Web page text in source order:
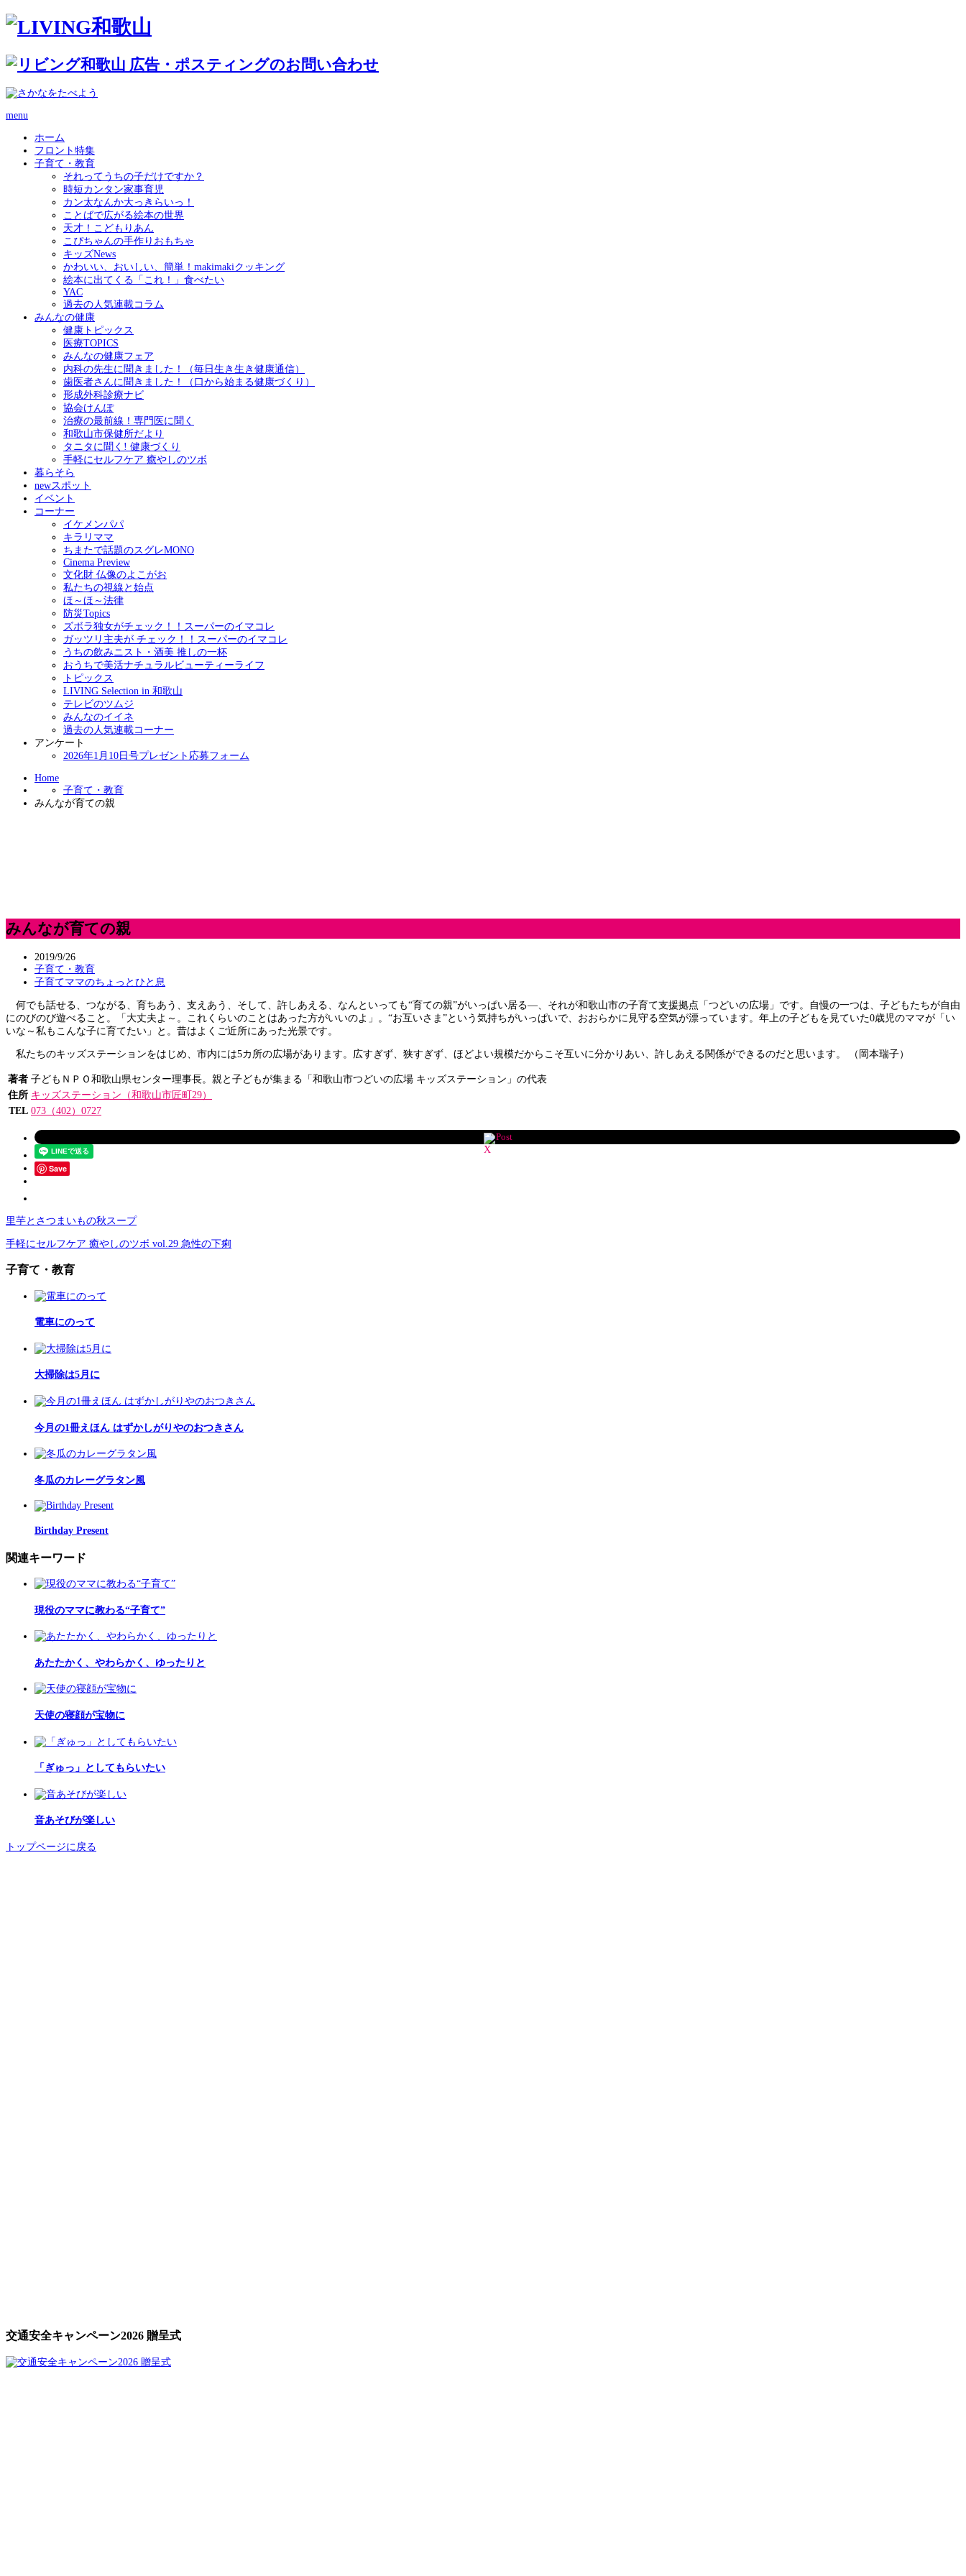
menu
ホーム
フロント特集
子育て・教育
それってうちの子だけですか？
時短カンタン家事育児
カン太なんか大っきらいっ！
ことばで広がる絵本の世界
天才！こどもりあん
こぴちゃんの手作りおもちゃ
キッズNews
かわいい、おいしい、簡単！makimakiクッキング
絵本に出てくる「これ！」食べたい
YAC
過去の人気連載コラム
みんなの健康
健康トピックス
医療TOPICS
みんなの健康フェア
内科の先生に聞きました！（毎日生き生き健康通信）
歯医者さんに聞きました！（口から始まる健康づくり）
形成外科診療ナビ
協会けんぽ
治療の最前線！専門医に聞く
和歌山市保健所だより
タニタに聞く! 健康づくり
手軽にセルフケア 癒やしのツボ
暮らそら
newスポット
イベント
コーナー
イケメンパパ
キラリママ
ちまたで話題のスグレMONO
Cinema Preview
文化財 仏像のよこがお
私たちの視線と始点
ほ～ほ～法律
防災Topics
ズボラ独女がチェック！！スーパーのイマコレ
ガッツリ主夫が チェック！！スーパーのイマコレ
うちの飲みニスト・酒美 推しの一杯
おうちで美活ナチュラルビューティーライフ
トピックス
LIVING Selection in 和歌山
テレビのツムジ
みんなのイイネ
過去の人気連載コーナー
アンケート
2026年1月10日号プレゼント応募フォーム
Home
子育て・教育
みんなが育ての親
みんなが育ての親
2019/9/26
子育て・教育
子育てママのちょっとひと息
何でも話せる、つながる、育ちあう、支えあう、そして、許しあえる、なんといっても“育ての親”がいっぱい居る―、それが和歌山市の子育て支援拠点「つどいの広場」です。自慢の一つは、子どもたちが自由
にのびのび遊べること。「大丈夫よ～。これくらいのことはあった方がいいのよ」。“お互いさま”という気持ちがいっぱいで、おおらかに見守る空気が漂っています。年上の子どもを見ていた0歳児のママが「い
いな～私もこんな子に育てたい」と。昔はよくご近所にあった光景です。
私たちのキッズステーションをはじめ、市内には5カ所の広場があります。広すぎず、狭すぎず、ほどよい規模だからこそ互いに分かりあい、許しあえる関係ができるのだと思います。 （岡本瑞子）
著者 子どもＮＰＯ和歌山県センター理事長。親と子どもが集まる「和歌山市つどいの広場 キッズステーション」の代表
住所 キッズステーション（和歌山市匠町29）
TEL 073（402）0727
Post
Save
里芋とさつまいもの秋スープ
手軽にセルフケア 癒やしのツボ vol.29 急性の下痢
子育て・教育
電車にのって
大掃除は5月に
今月の1冊えほん はずかしがりやのおつきさん
冬瓜のカレーグラタン風
Birthday Present
関連キーワード
現役のママに教わる“子育て”
あたたかく、やわらかく、ゆったりと
天使の寝顔が宝物に
「ぎゅっ」としてもらいたい
音あそびが楽しい
トップページに戻る
交通安全キャンペーン2026 贈呈式